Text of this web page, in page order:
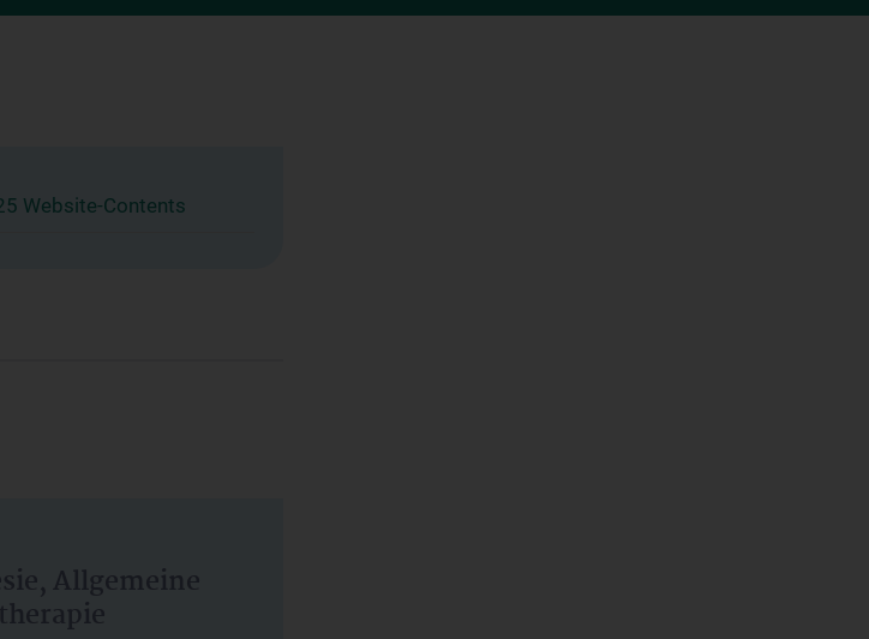
Website-Contents
Allgemeine